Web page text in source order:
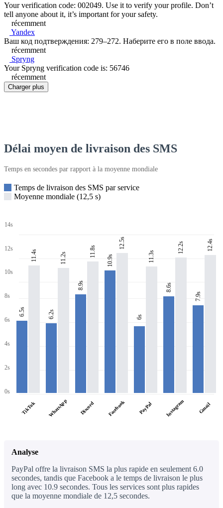
Your verification code: 002049. Use it to verify your profile. Don’t
tell anyone about it, it’s important for your safety.
récemment
Yandex
Ваш код подтверждения: 279–272. Наберите его в поле ввода.
récemment
Spryng
Your Spryng verification code is: 56746
récemment
Charger plus
Délai moyen de livraison des SMS
Temps en secondes par rapport à la moyenne mondiale
Temps de livraison des SMS par service
Moyenne mondiale (12,5 s)
14s
12s
10s
8s
6s
4s
2s
0s
6.5s
11.4s
TikTok
6.2s
11.2s
WhatsApp
8.9s
11.8s
Discord
10.9s
12.5s
Facebook
6s
11.3s
PayPal
8.6s
12.2s
Instagram
7.9s
12.4s
Gmail
Analyse
PayPal offre la livraison SMS la plus rapide en seulement 6.0
secondes, tandis que Facebook a le temps de livraison le plus
long avec 10.9 secondes. Tous les services sont plus rapides
que la moyenne mondiale de 12,5 secondes.